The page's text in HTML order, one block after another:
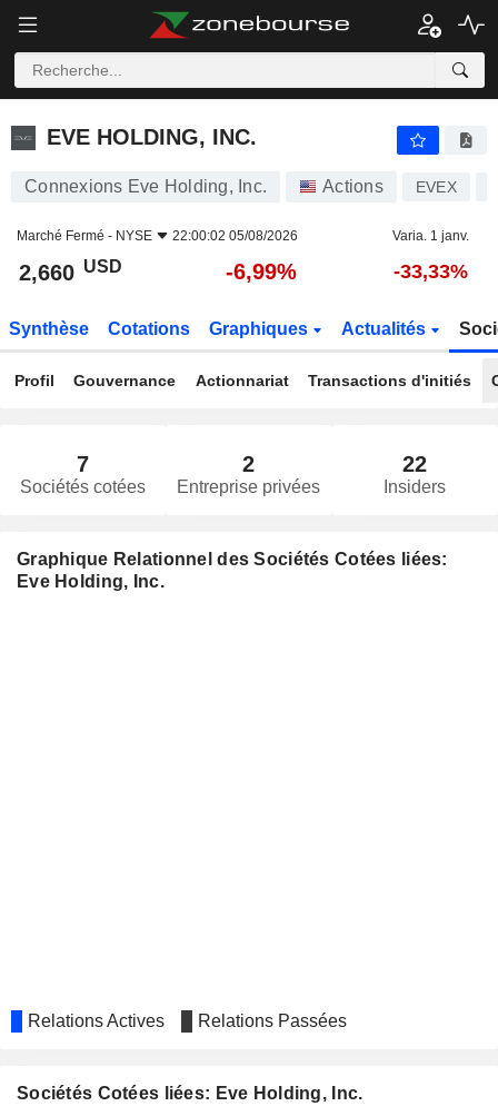
EVE HOLDING, INC.
EVE HOLDING, INC.
Connexions Eve Holding, Inc. Actions EVEX
Marché Fermé - NYSE 22:00:02 05/08/2026 Varia. 1 janv.
2,660 USD -6,99% -33,33%
Synthèse Cotations Graphiques Actualités
Profil Gouvernance Actionnariat Transactions d'initiés
7
Sociétés cotées
2
Entreprise privées
22
Insiders
Graphique Relationnel des Sociétés Cotées liées:
Eve Holding, Inc.
Relations Actives Relations Passées
Sociétés Cotées liées: Eve Holding, Inc.